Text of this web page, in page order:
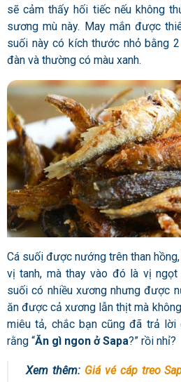
sẽ cảm thấy hối tiếc nếu không
sương mù này. May mắn được
suối này có kích thước nhỏ bằng
đàn và thường có màu xanh.
Cá suối được nướng trên than
vị tanh, mà thay vào đó là vị
suối có nhiều xương nhưng được
ăn được cả xương lẫn thịt mà
miêu tả, chắc bạn cũng đã trả
rằng “Ăn gì ngon ở Sapa?” rồi nhỉ?
Xem thêm: Giá vé cáp treo